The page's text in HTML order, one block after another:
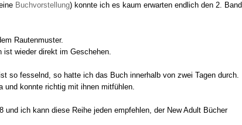
Buchvorstellung) konnte ich es kaum erwarten endlich den 2. Band
Rautenmuster.
ist wieder direkt im Geschehen.
so fesselnd, so hatte ich das Buch innerhalb von zwei Tagen durch.
und konnte richtig mit ihnen mitfühlen.
ich kann diese Reihe jeden empfehlen, der New Adult Bücher